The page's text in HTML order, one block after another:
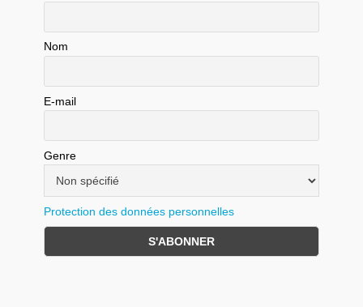
Nom
E-mail
Genre
Protection des données personnelles